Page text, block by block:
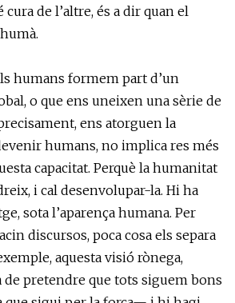
de l’altre, és a dir quan el
humans formem part d’un
o que ens uneixen una sèrie de
ens atorguen la
humans, no implica res més
capacitat. Perquè la humanitat
i cal desenvolupar-la. Hi ha
sota l’aparença humana. Per
discursos, poca cosa els separa
aquesta visió rònega,
de pretendre que tots siguem bons